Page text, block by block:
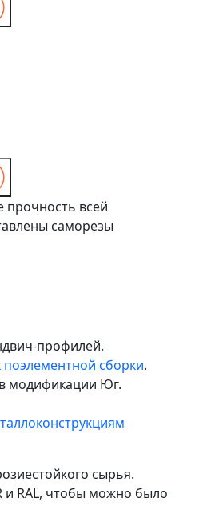
прочность всей
саморезы
профилей.
сборки.
модификации Юг.
сырья.
и RAL, чтобы можно было